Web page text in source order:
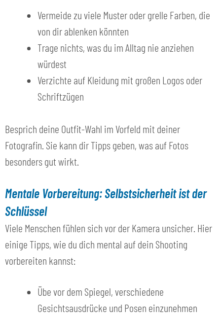
Vermeide zu viele Muster oder grelle Farben, die
von dir ablenken könnten
Trage nichts, was du im Alltag nie anziehen
würdest
Verzichte auf Kleidung mit großen Logos oder
Schriftzügen
Besprich deine Outfit-Wahl im Vorfeld mit deiner
Fotografin. Sie kann dir Tipps geben, was auf Fotos
besonders gut wirkt.
Mentale Vorbereitung: Selbstsicherheit ist der
Schlüssel
Viele Menschen fühlen sich vor der Kamera unsicher. Hier
einige Tipps, wie du dich mental auf dein Shooting
vorbereiten kannst:
Übe vor dem Spiegel, verschiedene
Gesichtsausdrücke und Posen einzunehmen